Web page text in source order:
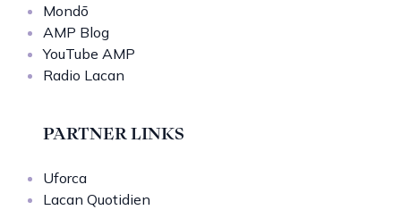
Mondō
AMP Blog
YouTube AMP
Radio Lacan
PARTNER LINKS
Uforca
Lacan Quotidien